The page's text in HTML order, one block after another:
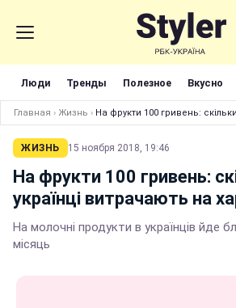
Люди Тренды Полезное Вкусно
Главная › Жизнь › На фрукти 100 гривень:
ЖИЗНЬ 15 ноября 2018, 19:46
На фрукти 100 гривень:
українці витрачають на
На молочні продукти в українців йде
місяць